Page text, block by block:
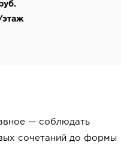
этаж
— соблюдать
сочетаний до формы